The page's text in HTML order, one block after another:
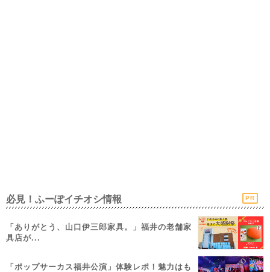
必見！ふーぽイチオシ情報 PR
「ありがとう、山口伊三郎家具。」福井の老舗家
具店が...
「ポップサーカス福井公演」体験レポ！魅力はも